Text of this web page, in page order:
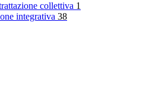
collettiva 1
integrativa 38